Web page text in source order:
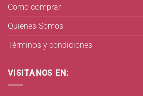
Como comprar
Quienes Somos
Términos y condiciones
VISITANOS EN: